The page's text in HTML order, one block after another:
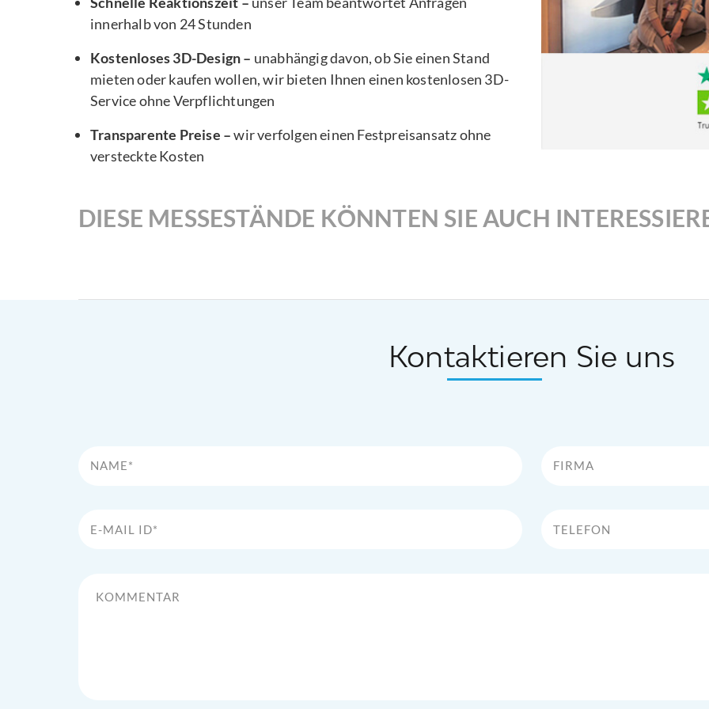
innerhalb von 24 Stunden
Kostenloses 3D-Design – unabhängig davon, ob Sie einen Stand
mieten oder kaufen wollen, wir bieten Ihnen einen kostenlosen 3D-
Service ohne Verpflichtungen
Transparente Preise –wir verfolgen einen Festpreisansatz ohne
versteckte Kosten
DIESE MESSESTÄNDE KÖNNTEN SIE AUCH
Kontaktieren Sie uns